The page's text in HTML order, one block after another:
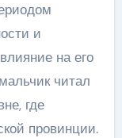
и
на его
читал
где
провинции.